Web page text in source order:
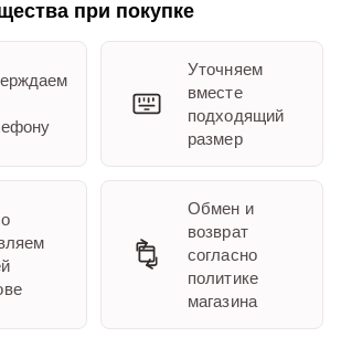
при покупке
Уточняем
вместе
подходящий
размер
Обмен и
возврат
согласно
политике
магазина